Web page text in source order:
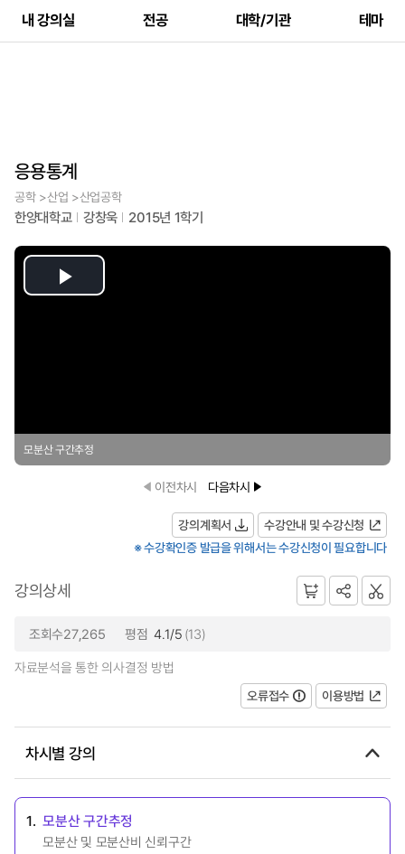
내 강의실 전공 대학/기관 테마
응용통계
공학 >산업 >산업공학
한양대학교 강창욱 2015년 1학기
Play
모분산 구간추정
이전차시 다음차시
강의계획서
수강안내 및 수강신청
※ 수강확인증 발급을 위해서는 수강신청이 필요합니다
강의상세
조회수27,265 평점 4.1/5 (13)
자료분석을 통한 의사결정 방법
오류접수
이용방법
차시별 강의
1. 모분산 구간추정
모분산 및 모분산비 신뢰구간